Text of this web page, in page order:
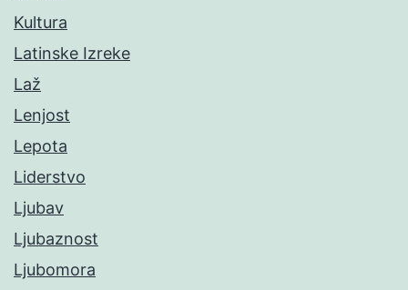
Kultura
Latinske Izreke
Laž
Lenjost
Lepota
Liderstvo
Ljubav
Ljubaznost
Ljubomora